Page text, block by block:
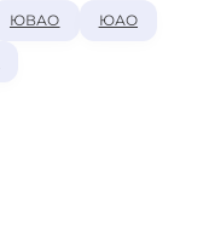
ЮВАО ЮАО